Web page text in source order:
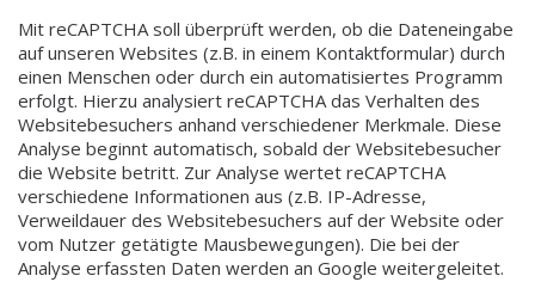
Mit reCAPTCHA soll überprüft werden, ob die Dateneingabe
auf unseren Websites (z.B. in einem Kontaktformular) durch
einen Menschen oder durch ein automatisiertes Programm
erfolgt. Hierzu analysiert reCAPTCHA das Verhalten des
Websitebesuchers anhand verschiedener Merkmale. Diese
Analyse beginnt automatisch, sobald der Websitebesucher
die Website betritt. Zur Analyse wertet reCAPTCHA
verschiedene Informationen aus (z.B. IP-Adresse,
Verweildauer des Websitebesuchers auf der Website oder
vom Nutzer getätigte Mausbewegungen). Die bei der
Analyse erfassten Daten werden an Google weitergeleitet.